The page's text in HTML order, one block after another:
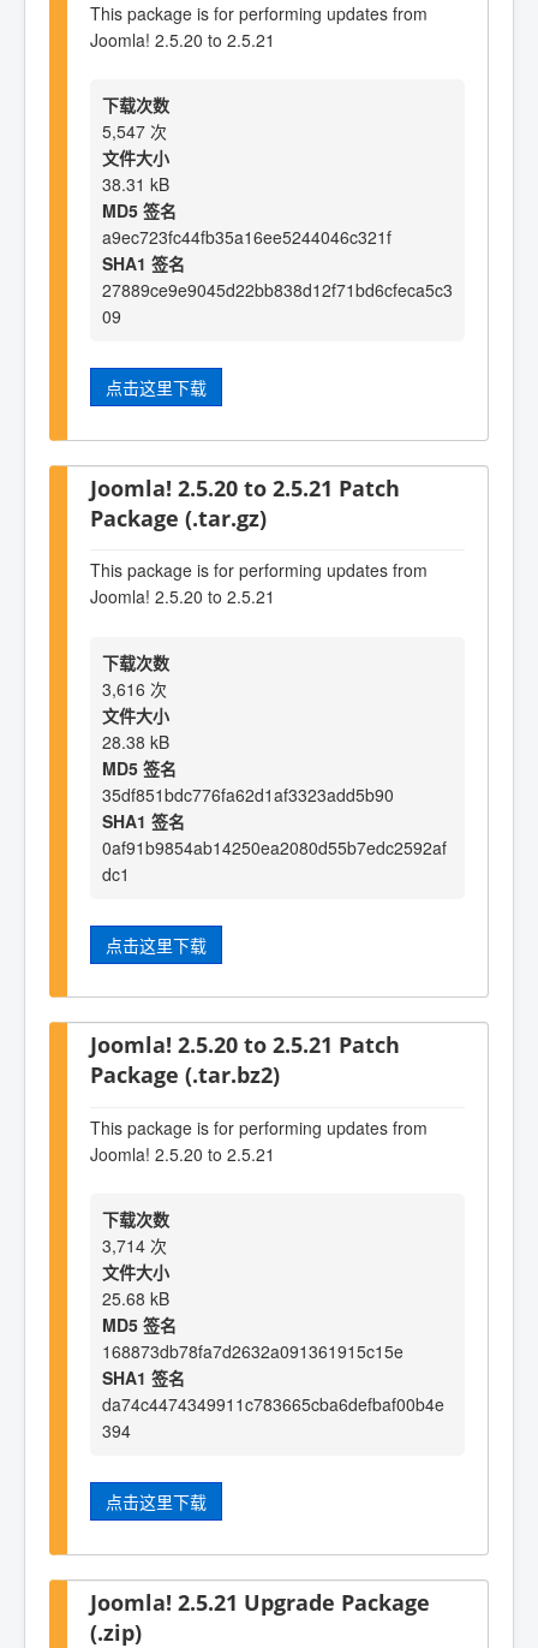
This package is for performing updates from
Joomla! 2.5.20 to 2.5.21
下载次数
5,547 次
文件大小
38.31 kB
MD5 签名
a9ec723fc44fb35a16ee5244046c321f
SHA1 签名
27889ce9e9045d22bb838d12f71bd6cfeca5c3
09
点击这里下载
Joomla! 2.5.20 to 2.5.21 Patch
Package (.tar.gz)
This package is for performing updates from
Joomla! 2.5.20 to 2.5.21
下载次数
3,616 次
文件大小
28.38 kB
MD5 签名
35df851bdc776fa62d1af3323add5b90
SHA1 签名
0af91b9854ab14250ea2080d55b7edc2592af
dc1
点击这里下载
Joomla! 2.5.20 to 2.5.21 Patch
Package (.tar.bz2)
This package is for performing updates from
Joomla! 2.5.20 to 2.5.21
下载次数
3,714 次
文件大小
25.68 kB
MD5 签名
168873db78fa7d2632a091361915c15e
SHA1 签名
da74c4474349911c783665cba6defbaf00b4e
394
点击这里下载
Joomla! 2.5.21 Upgrade Package
(.zip)